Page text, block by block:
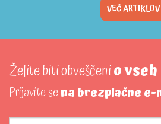
VEČ ARTIKLOV
Želite biti obveščenio
Prijavite sena brezplačne e-